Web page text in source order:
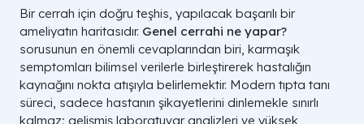
Bir cerrah için doğru teşhis, yapılacak başarılı bir
ameliyatın haritasıdır. Genel cerrahi ne yapar?
sorusunun en önemli cevaplarından biri, karmaşık
semptomları bilimsel verilerle birleştirerek hastalığın
kaynağını nokta atışıyla belirlemektir. Modern tıpta tanı
süreci, sadece hastanın şikayetlerini dinlemekle sınırlı
kalmaz; gelişmiş laboratuvar analizleri ve yüksek